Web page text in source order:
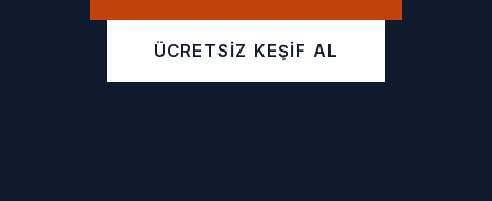
ÜCRETSIZ KEŞIF AL